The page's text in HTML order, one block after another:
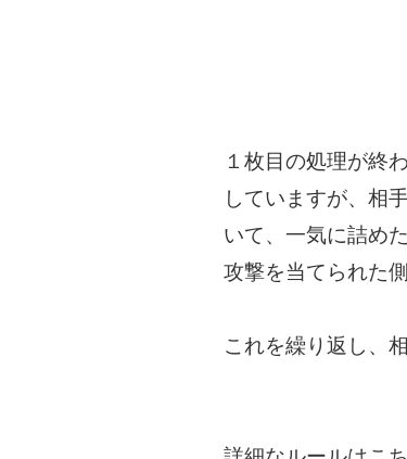
１枚目の処理が終
していますが、相
いて、一気に詰め
攻撃を当てられた
これを繰り返し、